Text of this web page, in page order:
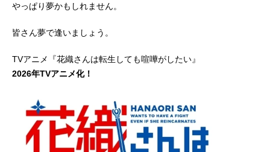
やっぱり夢かもしれません。
皆さん夢で逢いましょう。
TVアニメ『花織さんは転生しても喧嘩がしたい』
2026年TVアニメ化！